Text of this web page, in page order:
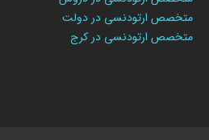
متخصص ارتودنسی در دولت
متخصص ارتودنسی در کرج